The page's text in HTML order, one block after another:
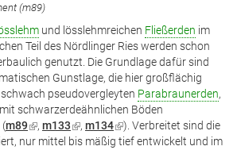
(m89)
und lösslehmreichen Fließerden im
Teil des Nördlinger Ries werden schon
genutzt. Die Grundlage dafür sind
Gunstlage, die hier großflächig
pseudovergleyten Parabraunerden,
schwarzerdeähnlichen Böden
m89(Link
ist
, m133(Link
ist
, m134(Link
ist
). Verbreitet sind die
nur mittel bis mäßig tief entwickelt und im